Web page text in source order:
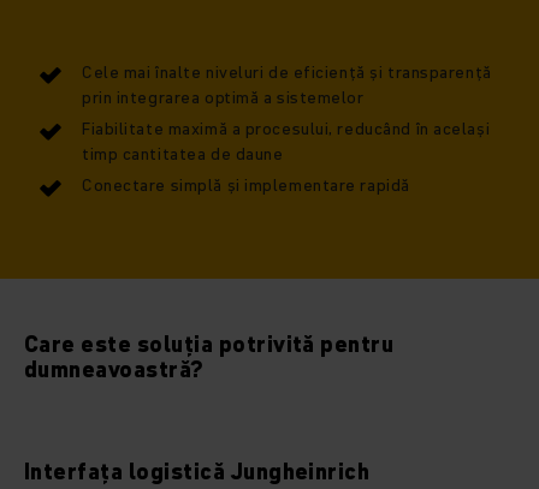
Cele mai înalte niveluri de eficiență și transparență
prin integrarea optimă a sistemelor
Fiabilitate maximă a procesului, reducând în același
timp cantitatea de daune
Conectare simplă și implementare rapidă
Care este soluția potrivită pentru
dumneavoastră?
Interfața logistică Jungheinrich